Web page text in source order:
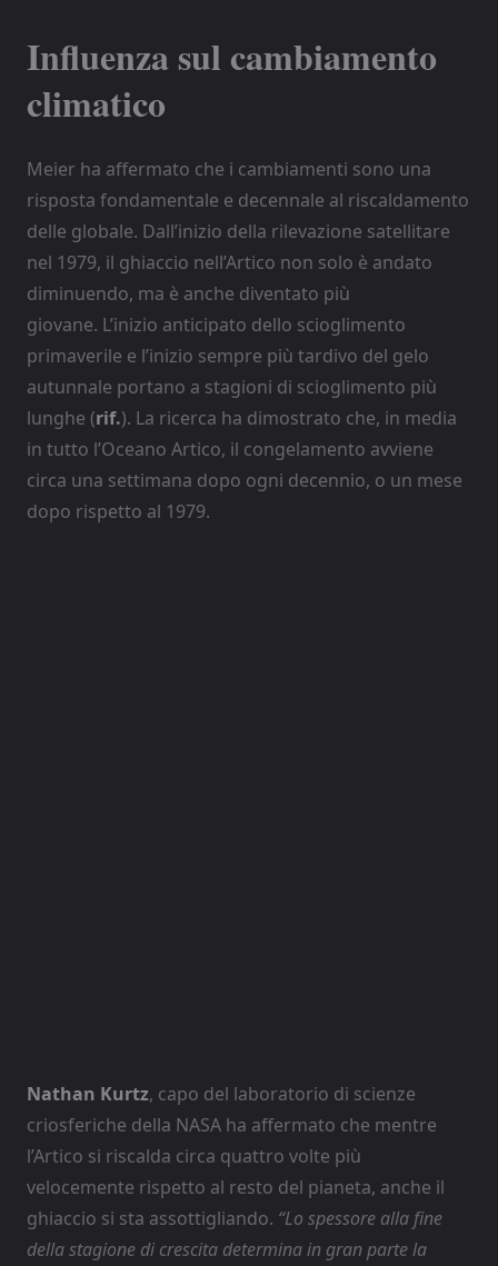
Influenza sul cambiamento
climatico
Meier ha affermato che i cambiamenti sono una
risposta fondamentale e decennale al riscaldamento
delle globale. Dall’inizio della rilevazione satellitare
nel 1979, il ghiaccio nell’Artico non solo è andato
diminuendo, ma è anche diventato più
giovane. L’inizio anticipato dello scioglimento
primaverile e l’inizio sempre più tardivo del gelo
autunnale portano a stagioni di scioglimento più
lunghe (rif.). La ricerca ha dimostrato che, in media
in tutto l’Oceano Artico, il congelamento avviene
circa una settimana dopo ogni decennio, o un mese
dopo rispetto al 1979.
Nathan Kurtz, capo del laboratorio di scienze
criosferiche della NASA ha affermato che mentre
l’Artico si riscalda circa quattro volte più
velocemente rispetto al resto del pianeta, anche il
ghiaccio si sta assottigliando. “Lo spessore alla fine
della stagione di crescita determina in gran parte la